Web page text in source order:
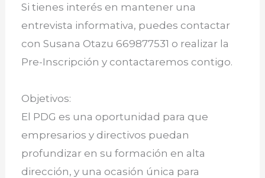
Si tienes interés en mantener una
entrevista informativa, puedes contactar
con Susana Otazu 669877531 o realizar la
Pre-Inscripción y contactaremos contigo.
Objetivos:
El PDG es una oportunidad para que
empresarios y directivos puedan
profundizar en su formación en alta
dirección, y una ocasión única para